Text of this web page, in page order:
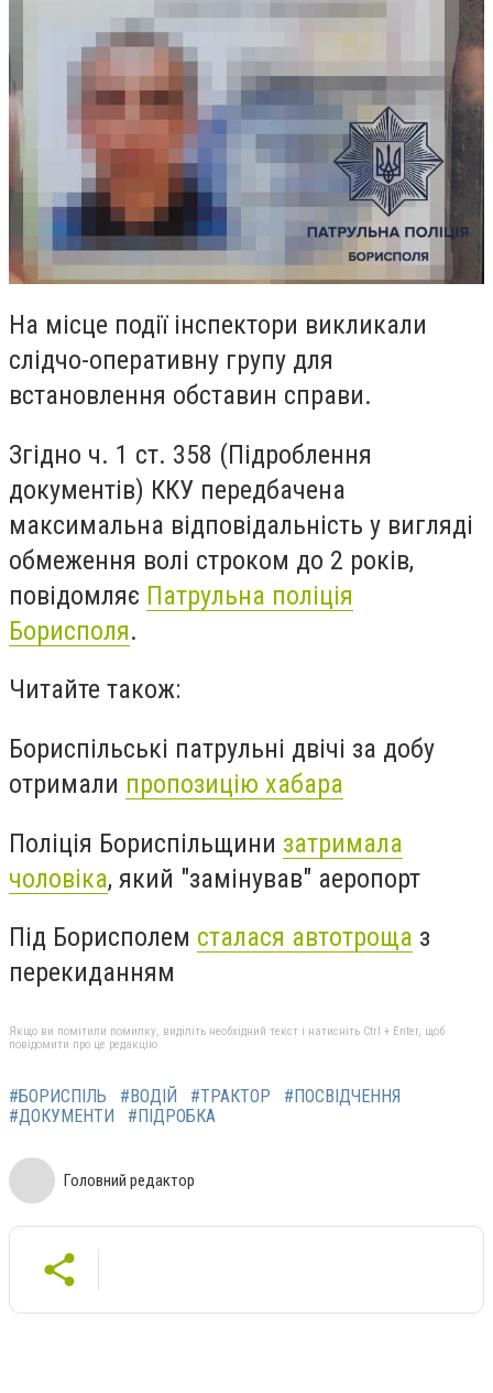
На місце події інспектори викликали
слідчо-оперативну групу для
встановлення обставин справи.
Згідно ч. 1 ст. 358 (Підроблення
документів) ККУ передбачена
максимальна відповідальність у вигляді
обмеження волі строком до 2 років,
повідомляє Патрульна поліція
Борисполя.
Читайте також:
Бориспільські патрульні двічі за добу
отримали пропозицію хабара
Поліція Бориспільщини затримала
чоловіка, який "замінував" аеропорт
Під Борисполем сталася автотроща з
перекиданням
Якщо ви помітили помилку, виділіть необхідний текст і натисніть Ctrl + Enter, щоб
повідомити про це редакцію
#БОРИСПІЛЬ #ВОДІЙ #ТРАКТОР
#ПОСВІДЧЕННЯ
#ДОКУМЕНТИ
#ПІДРОБКА
Головний редактор